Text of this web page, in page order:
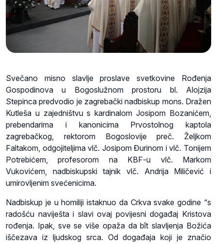
Svečano misno slavlje proslave svetkovine Rođenja
Gospodinova u Bogoslužnom prostoru bl. Alojzija
Stepinca predvodio je zagrebački nadbiskup mons. Dražen
Kutleša u zajedništvu s kardinalom Josipom Bozanićem,
prebendarima i kanonicima Prvostolnog kaptola
zagrebačkog, rektorom Bogoslovije preč. Željkom
Faltakom, odgojiteljima vlč. Josipom Đurinom i vlč. Tonijem
Potrebićem, profesorom na KBF-u vlč. Markom
Vukovićem, nadbiskupski tajnik vlč. Andrija Miličević i
umirovljenim svećenicima.
Nadbiskup je u homiliji istaknuo da Crkva svake godine “s
radošću naviješta i slavi ovaj povijesni događaj Kristova
rođenja. Ipak, sve se više opaža da bît slavljenja Božića
iščezava iz ljudskog srca. Od događaja koji je značio